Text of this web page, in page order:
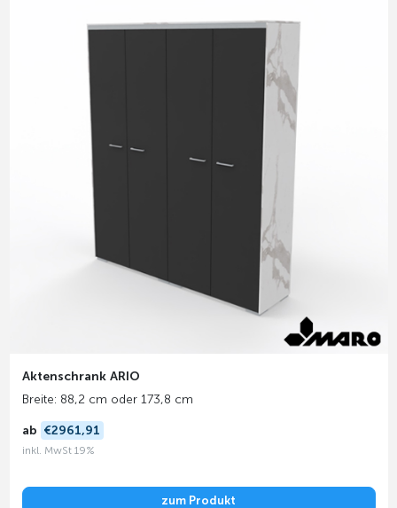
Aktenschrank ARIO
Breite: 88,2 cm oder 173,8 cm
ab €2961,91
inkl. MwSt 19%
zum Produkt